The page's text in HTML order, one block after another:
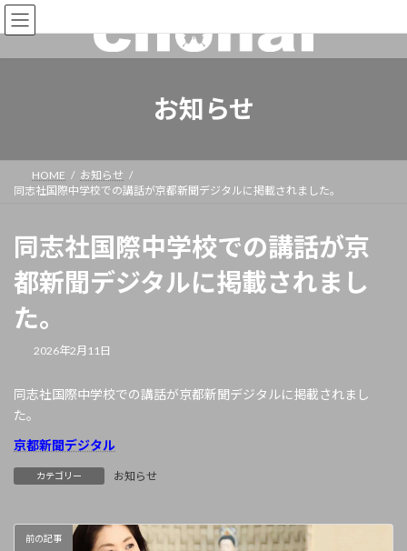
お知らせ
HOME
お知らせ
同志社国際中学校での講話が京都新聞デジタルに掲載されました。
同志社国際中学校での講話が京
都新聞デジタルに掲載されまし
た。
2026年2月11日
同志社国際中学校での講話が京都新聞デジタルに掲載されまし
た。
京都新聞デジタル
カテゴリー お知らせ
前の記事